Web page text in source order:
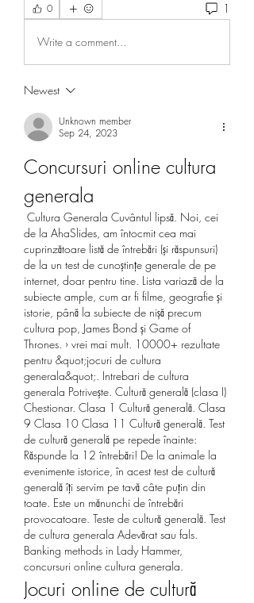
0 1
Write a comment...
Newest
Unknown member
Sep 24, 2023
Concursuri online cultura
generala
de la AhaSlides, am întocmit cea mai
cuprinzătoare listă de întrebări (și răspunsuri)
de la un test de cunoștințe generale de pe
internet, doar pentru tine. Lista variază de la
subiecte ample, cum ar fi filme, geografie și
istorie, până la subiecte de nișă precum
cultura pop, James Bond și Game of
Thrones. › vrei mai mult. 10000+ rezultate
pentru &quot;jocuri de cultura
generala&quot;. Intrebari de cultura
generala Potrivește. Cultură generală (clasa I)
Chestionar. Clasa 1 Cultură generală. Clasa
9 Clasa 10 Clasa 11 Cultură generală. Test
de cultură generală pe repede înainte:
Răspunde la 12 întrebări! De la animale la
evenimente istorice, în acest test de cultură
generală îți servim pe tavă câte puțin din
toate. Este un mănunchi de întrebări
provocatoare. Teste de cultură generală. Test
de cultura generala Adevărat sau fals.
Banking methods in Lady Hammer,
concursuri online cultura generala.
Jocuri online de cultură